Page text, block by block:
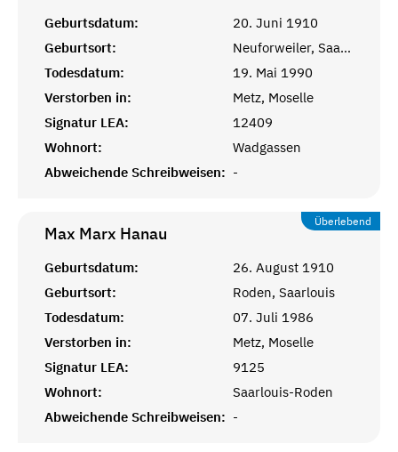
Geburtsdatum:
20. Juni 1910
Geburtsort:
Neuforweiler, Saarlouis
Todesdatum:
19. Mai 1990
Verstorben in:
Metz, Moselle
Signatur LEA:
12409
Wohnort:
Wadgassen
Abweichende Schreibweisen: -
Überlebend
Max Marx Hanau
Geburtsdatum:
26. August 1910
Geburtsort:
Roden, Saarlouis
Todesdatum:
07. Juli 1986
Verstorben in:
Metz, Moselle
Signatur LEA:
9125
Wohnort:
Saarlouis-Roden
Abweichende Schreibweisen: -